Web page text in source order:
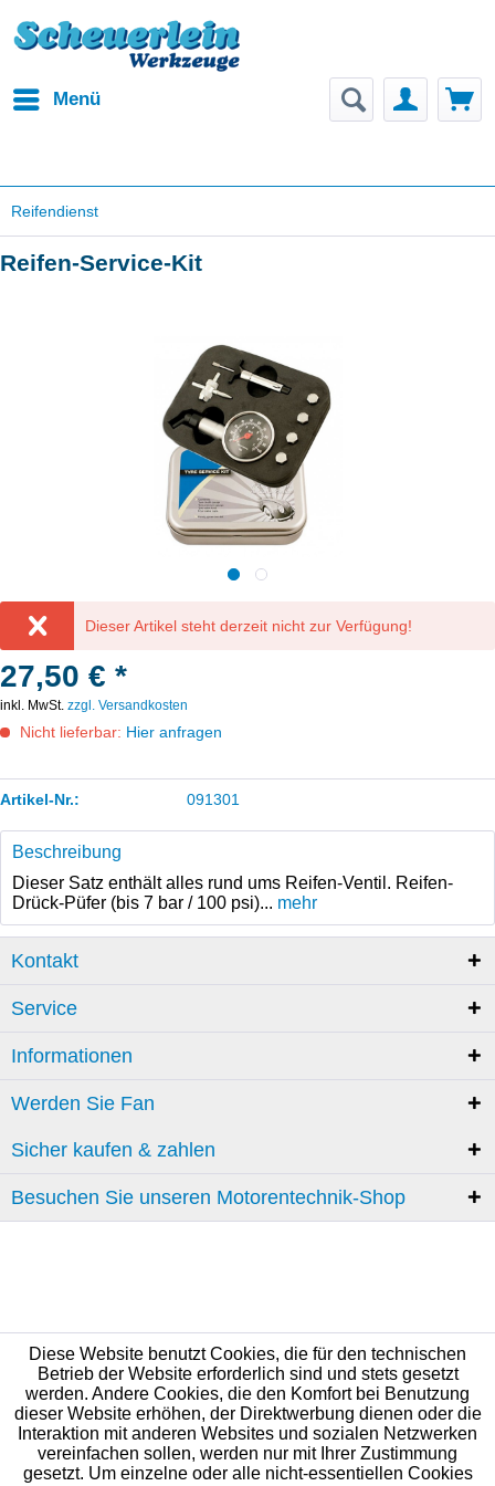
Menü
Reifendienst
Reifen-Service-Kit
Dieser Artikel steht derzeit nicht zur Verfügung!
27,50 € *
inkl. MwSt. zzgl. Versandkosten
Nicht lieferbar: Hier anfragen
Artikel-Nr.: 091301
Beschreibung
Dieser Satz enthält alles rund ums Reifen-Ventil. Reifen-
Drück-Püfer (bis 7 bar / 100 psi)... mehr
Kontakt
Service
Informationen
Werden Sie Fan
Sicher kaufen & zahlen
Besuchen Sie unseren Motorentechnik-Shop
Diese Website benutzt Cookies, die für den technischen
Betrieb der Website erforderlich sind und stets gesetzt
werden. Andere Cookies, die den Komfort bei Benutzung
dieser Website erhöhen, der Direktwerbung dienen oder die
Interaktion mit anderen Websites und sozialen Netzwerken
vereinfachen sollen, werden nur mit Ihrer Zustimmung
gesetzt. Um einzelne oder alle nicht-essentiellen Cookies